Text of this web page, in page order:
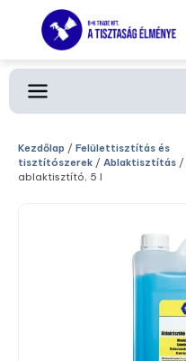
Kezdőlap / Felülettisztítás és
tisztítószerek / Ablaktisztítás /
ablaktisztító, 5 l